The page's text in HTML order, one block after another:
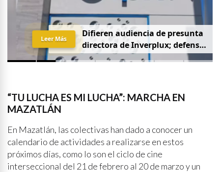
Difieren audiencia de presunta
directora deInverplux; defensa
pidequeseaprivadaysin
Leer Más
“TU LUCHA ES MI LUCHA”: MARCHA EN
MAZATLÁN
En Mazatlán, las colectivas han dado a conocer un
calendario de actividades a realizarse en estos
próximos días, como lo son el ciclo de cine
interseccional del 21 de febrero al 20 de marzo y un